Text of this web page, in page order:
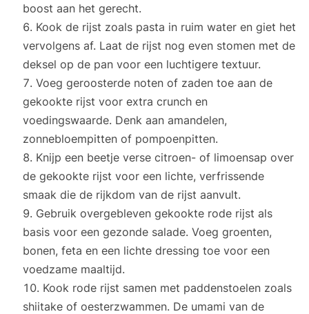
boost aan het gerecht.
Kook de rijst zoals pasta in ruim water en giet het
vervolgens af. Laat de rijst nog even stomen met de
deksel op de pan voor een luchtigere textuur.
Voeg geroosterde noten of zaden toe aan de
gekookte rijst voor extra crunch en
voedingswaarde. Denk aan amandelen,
zonnebloempitten of pompoenpitten.
Knijp een beetje verse citroen- of limoensap over
de gekookte rijst voor een lichte, verfrissende
smaak die de rijkdom van de rijst aanvult.
Gebruik overgebleven gekookte rode rijst als
basis voor een gezonde salade. Voeg groenten,
bonen, feta en een lichte dressing toe voor een
voedzame maaltijd.
Kook rode rijst samen met paddenstoelen zoals
shiitake of oesterzwammen. De umami van de